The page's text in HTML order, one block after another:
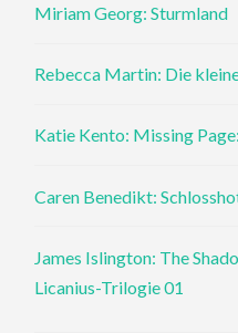
Miriam Georg: Sturmland
Rebecca Martin: Die
Katie Kento: Missing
Caren Benedikt:
James Islington: The
Licanius-Trilogie 01